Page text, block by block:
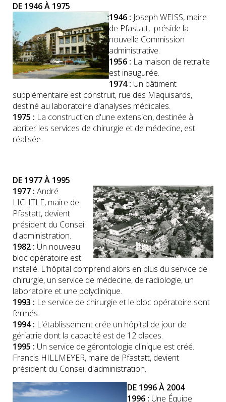
DE 1946 À 1975
1946 : Joseph WEISS, maire
de Pfastatt, préside la
nouvelle Commission
administrative.
1956 : La maison de retraite
est inaugurée.
1974 : Un bâtiment
supplémentaire est construit, rue des Maquisards,
destiné au laboratoire d'analyses médicales.
1975 : La construction d'une extension, destinée à
abriter les services de chirurgie et de médecine, est
réalisée.
DE 1977 À 1995
1977 : André
LICHTLE, maire de
Pfastatt, devient
président du Conseil
d'administration.
1982 : Un nouveau
bloc opératoire est
installé. L'hôpital comprend alors en plus du service de
chirurgie, un service de médecine, de radiologie, un
laboratoire et une polyclinique.
1993 : Le service de chirurgie et le bloc opératoire sont
fermés.
1994 : L'établissement crée un hôpital de jour de
gériatrie dont la capacité est de 12 places.
1995 : Un service de gérontologie clinique est créé.
Francis HILLMEYER, maire de Pfastatt, devient
président du Conseil d'administration.
DE 1996 À 2004
1996 : Une Équipe